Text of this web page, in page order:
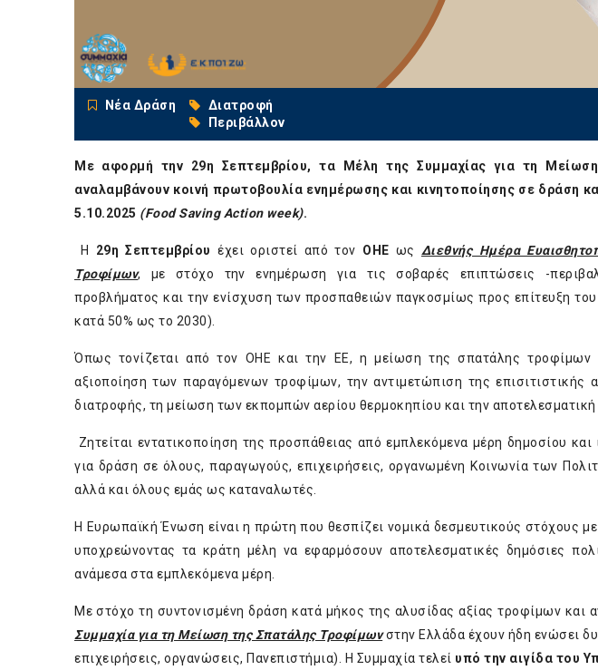
Νέα Δράση
Διατροφή
Περιβάλλον
Με αφορμή την 29η Σεπτεμβρίου, τα Μέλη της Συμμαχίας για τη
αναλαμβάνουν κοινή πρωτοβουλία ενημέρωσης και κινητοποίησης σε δράση
5.10.2025 (FoodSaving Action week).
H 29η Σεπτεμβρίου έχει οριστεί από τον ΟΗΕ ως Διεθνής Ημέρα
Τροφίμων, με στόχο την ενημέρωση για τις σοβαρές επιπτώσεις -
προβλήματος και την ενίσχυση των προσπαθειών παγκοσμίως προς επίτευξη
κατά 50% ως το 2030).
Όπως τονίζεται από τον ΟΗΕ και την ΕΕ, η μείωση της σπατάλης τροφίμων
αξιοποίηση των παραγόμενων τροφίμων, την αντιμετώπιση της επισιτιστικής
διατροφής, τη μείωση των εκπομπών αερίου θερμοκηπίου και την
Ζητείται εντατικοποίηση της προσπάθειας από εμπλεκόμενα μέρη δημοσίου
για δράση σε όλους, παραγωγούς, επιχειρήσεις, οργανωμένη Κοινωνία των
αλλά και όλους εμάς ως καταναλωτές.
Η Ευρωπαϊκή Ένωση είναι η πρώτη που θεσπίζει νομικά δεσμευτικούς στόχους
υποχρεώνοντας τα κράτη μέλη να εφαρμόσουν αποτελεσματικές δημόσιες
ανάμεσα στα εμπλεκόμενα μέρη.
Με στόχο τη συντονισμένη δράση κατά μήκος της αλυσίδας αξίας τροφίμων και
Συμμαχία για τη Μείωση της Σπατάλης Τροφίμωνστην Ελλάδα έχουν ήδη ενώσει
επιχειρήσεις, οργανώσεις, Πανεπιστήμια). Η Συμμαχία τελεί υπό την αιγίδα του